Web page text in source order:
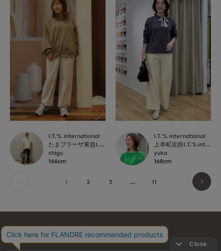
I.T.'S. international
たまプラーザ東急I.T.'S.international
chigu
166cm
I.T.'S. international
上本町近鉄I.T.'S.international
yuka
168cm
1 2 3 … 11